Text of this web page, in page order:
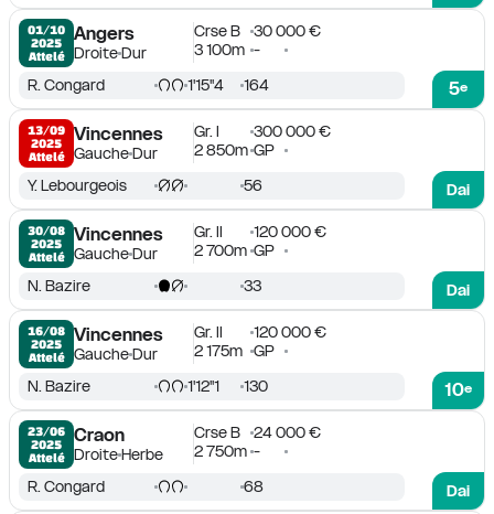
01/10
2025
Attelé
Angers
DroiteDur
Crse B
30 000 €
3 100m -
5e
R. Congard 1'15''4 164
13/09
2025
Attelé
Vincennes
GaucheDur
Gr. I
300 000 €
2 850m GP
Dai
Y. Lebourgeois 56
30/08
2025
Attelé
Vincennes
GaucheDur
Gr. II
120 000 €
2 700m GP
Dai
N. Bazire 33
16/08
2025
Attelé
Vincennes
GaucheDur
Gr. II
120 000 €
2 175m GP
10e
N. Bazire 1'12''1 130
23/06
2025
Attelé
Craon
DroiteHerbe
Crse B
24 000 €
2 750m -
Dai
R. Congard 68